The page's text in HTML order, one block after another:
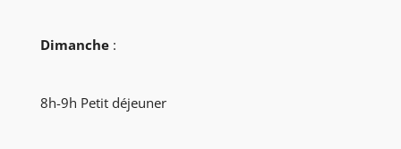
Dimanche:
8h-9h Petit déjeuner